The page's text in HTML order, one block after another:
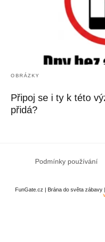
OBRÁZKY
Připoj se i ty k této
přidá?
Podmínky používání
FunGate.cz | Brána do světa zábavy